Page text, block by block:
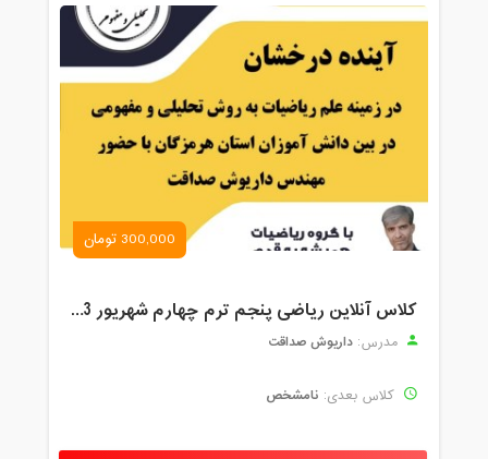
300,000 تومان
کلاس آنلاین ریاضی پنجم ترم چهارم شهریور 1403
مدرس: داریوش صداقت
کلاس بعدی: نامشخص